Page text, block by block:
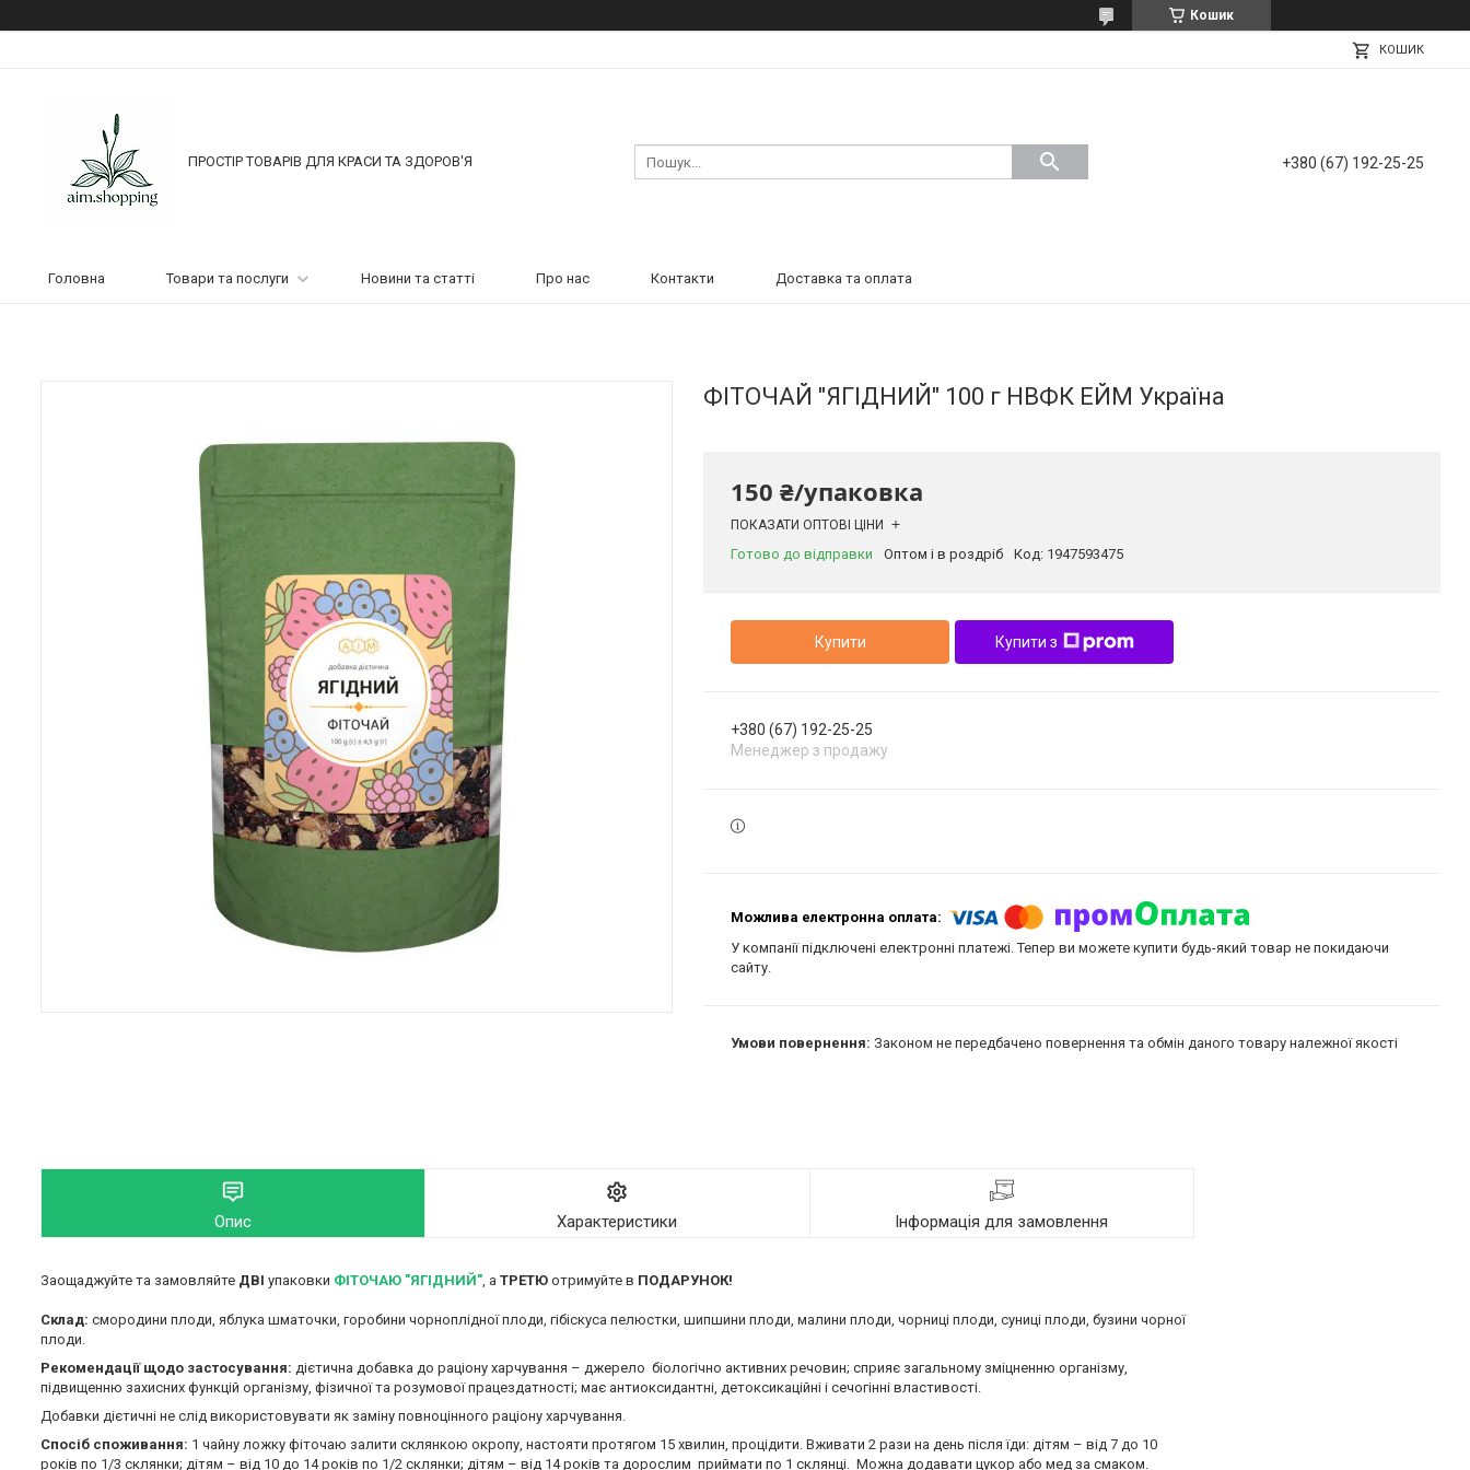
Кошик
КОШИК
ПРОСТІР ТОВАРІВ ДЛЯ КРАСИ ТА ЗДОРОВ'Я +380 (67) 192-25-25
Головна Товари та послуги Новини та статті Про нас Контакти Доставка та оплата
ФІТОЧАЙ "ЯГІДНИЙ" 100 г НВФК ЕЙМ Україна
150 ₴/упаковка
ПОКАЗАТИ ОПТОВІ ЦІНИ
Готово до відправки Оптом і в роздріб Код: 1947593475
Купити Купити з
+380 (67) 192-25-25
Менеджер з продажу
У компанії підключені електронні платежі. Тепер ви можете купити будь-який товар не покидаючи
сайту.
Законом не передбачено повернення та обмін даного товару належної якості
Опис Характеристики Інформація для замовлення
Заощаджуйте та замовляйте ДВІ упаковки ФІТОЧАЮ "ЯГІДНИЙ", а ТРЕТЮ отримуйте в ПОДАРУНОК!
Склад: смородини плоди, яблука шматочки, горобини чорноплідної плоди, гібіскуса пелюстки, шипшини плоди, малини плоди, чорниці плоди, суниці плоди, бузини чорної
плоди.
Рекомендації щодо застосування: дієтична добавка до раціону харчування – джерело біологічно активних речовин; сприяє загальному зміцненню організму,
підвищенню захисних функцій організму, фізичної та розумової працездатності; має антиоксидантні, детоксикаційні і сечогінні властивості.
Добавки дієтичні не слід використовувати як заміну повноцінного раціону харчування.
Спосіб споживання: 1 чайну ложку фіточаю залити склянкою окропу, настояти протягом 15 хвилин, процідити. Вживати 2 рази на день після їди: дітям – від 7 до 10
років по 1/3 склянки; дітям – від 10 до 14 років по 1/2 склянки; дітям – від 14 років та дорослим приймати по 1 склянці. Можна додавати цукор або мед за смаком.